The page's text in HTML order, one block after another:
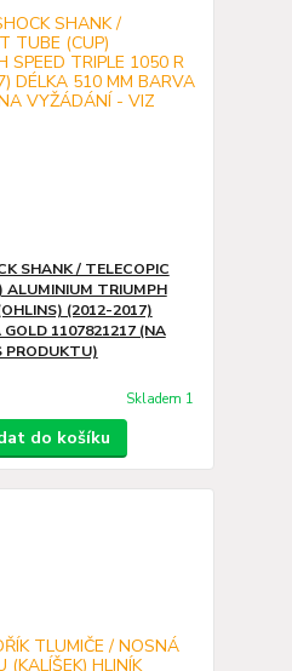
SHANK / TELECOPIC
ALUMINIUM TRIUMPH
(2012-2017)
1107821217 (NA
PRODUKTU)
Skladem 1
do košíku